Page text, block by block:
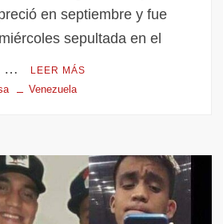
en septiembre y fue
sepultada en el
…
LEER MÁS
Venezuela